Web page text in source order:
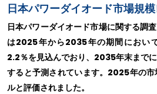
日本パワーダイオード市場規
日本パワーダイオード市場に関する調
は2025年から2035年の期間におい
2.2％を見込んでおり、2035年末まで
すると予測されています。2025年の
ルと評価されました。